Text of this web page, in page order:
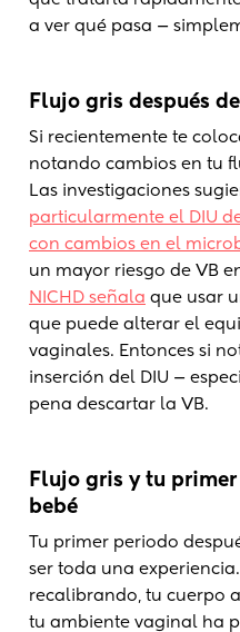
a ver qué pasa —
Flujo gris después
Si recientemente te
notando cambios en tu
Las investigaciones
particularmente el DIU
con cambios en el
un mayor riesgo de VB
NICHD señala que usar
que puede alterar el
vaginales. Entonces si
inserción del DIU —
pena descartar la VB.
Flujo gris y tu
bebé
Tu primer periodo
ser toda una
recalibrando, tu cuerpo
tu ambiente vaginal ha